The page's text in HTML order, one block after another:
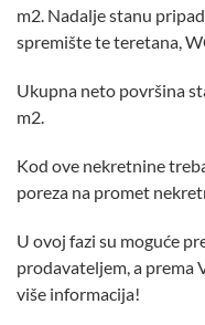
m2. Nadalje stanu
spremište te teretana,
Ukupna neto površina
m2.
Kod ove nekretnine
poreza na promet
U ovoj fazi su moguće
prodavateljem, a prema
više informacija!